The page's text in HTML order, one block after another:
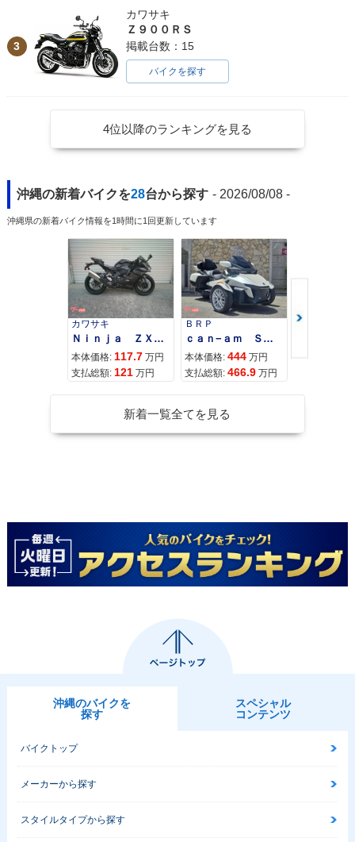
0・特別・限定仕様
2010年 Classic 35
0・新登場
3
カワサキ
Ｚ９００ＲＳ
掲載台数：15
バイクを探す
4位以降のランキングを見る
沖縄の新着バイクを28台から探す - 2026/08/08 -
沖縄県の新着バイク情報を1時間に1回更新しています
カワサキ
Ｎｉｎｊａ ＺＸ−４Ｒ ＳＥ
本体価格: 117.7 万円
支払総額: 121 万円
ＢＲＰ
ｃａｎ−ａｍ ＳＰＹＤＥＲ ＲＴ ＬＩＭＩＴＥＤ
本体価格: 444 万円
支払総額: 466.9 万円
スズキ
本体価格:
新着一覧全てを見る
沖縄のバイクを
探す
スペシャル
コンテンツ
バイクトップ
メーカーから探す
スタイルタイプから探す